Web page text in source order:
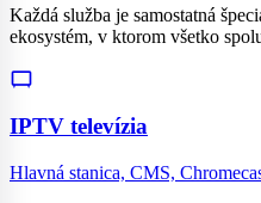
Každá služba je samostatná
ekosystém, v ktorom všetko
tv_gen
IPTV televízia
Hlavná stanica, CMS,